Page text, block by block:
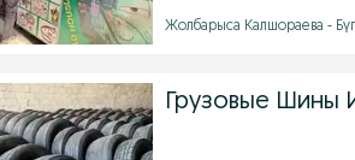
Жолбарыса Калшораева -
Грузовые Шины